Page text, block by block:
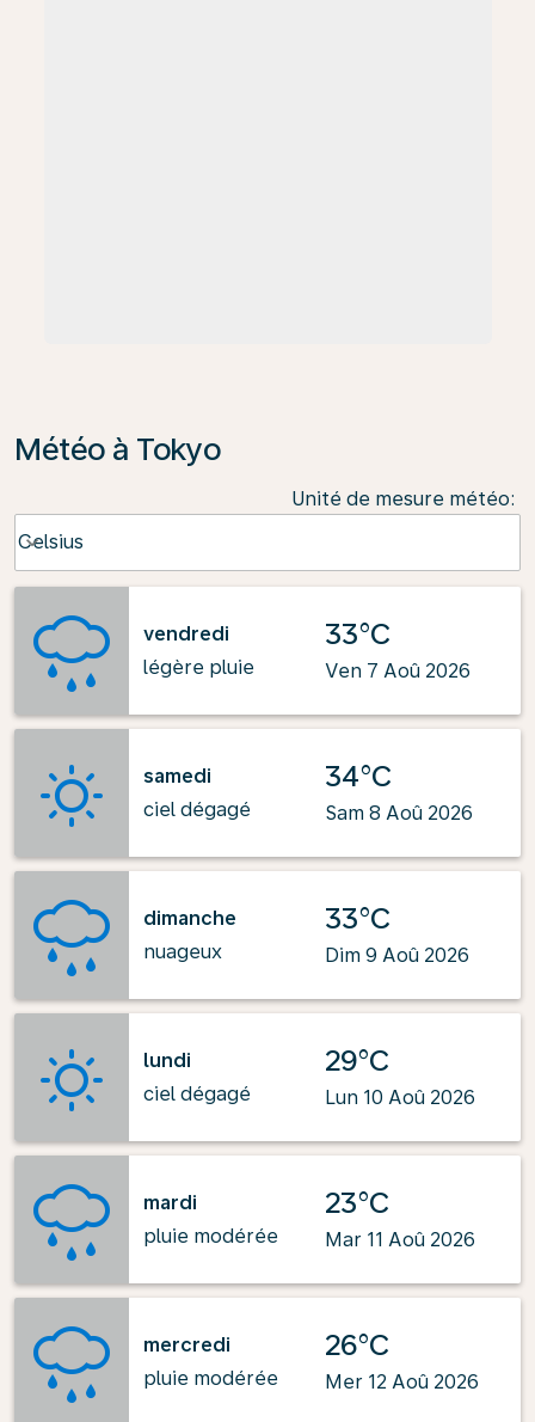
Météo à Tokyo
Unité de mesure météo:
Celsius
keyboard_arrow_down
vendredi
légère pluie
33°C
Ven 7 Aoû 2026
samedi
ciel dégagé
34°C
Sam 8 Aoû 2026
dimanche
nuageux
33°C
Dim 9 Aoû 2026
lundi
ciel dégagé
29°C
Lun 10 Aoû 2026
mardi
pluie modérée
23°C
Mar 11 Aoû 2026
mercredi
pluie modérée
26°C
Mer 12 Aoû 2026